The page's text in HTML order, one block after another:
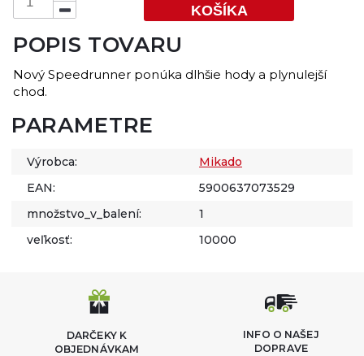
KOŠÍKA
POPIS TOVARU
Nový Speedrunner ponúka dlhšie hody a plynulejší
chod.
PARAMETRE
Výrobca:
Mikado
EAN:
5900637073529
množstvo_v_balení:
1
veľkosť:
10000
DARČEKY K
OBJEDNÁVKAM
INFO O NAŠEJ
DOPRAVE